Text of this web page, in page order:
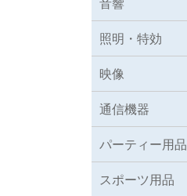
照明・特効
映像
通信機器
パーティー用品
スポーツ用品